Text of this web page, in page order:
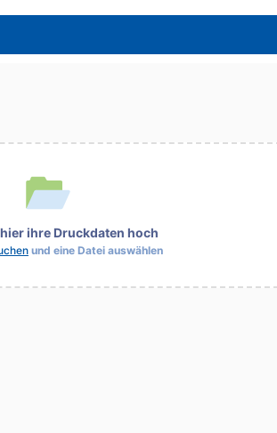
ihre Druckdaten hoch
und eine Datei auswählen